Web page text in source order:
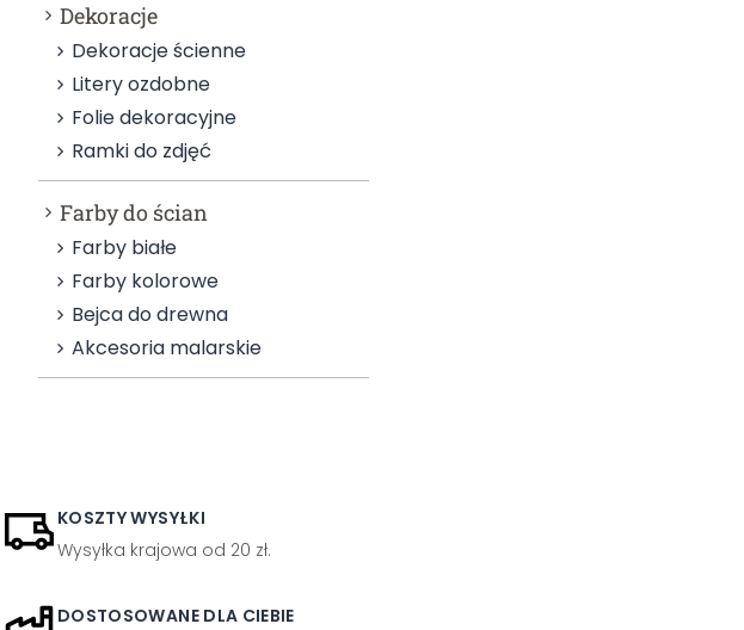
Dekoracje
Dekoracje ścienne
Litery ozdobne
Folie dekoracyjne
Ramki do zdjęć
Farby do ścian
Farby białe
Farby kolorowe
Bejca do drewna
Akcesoria malarskie
KOSZTY WYSYŁKI
Wysyłka krajowa od 20 zł.
DOSTOSOWANE DLA CIEBIE